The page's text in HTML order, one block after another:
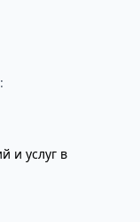
и услуг в